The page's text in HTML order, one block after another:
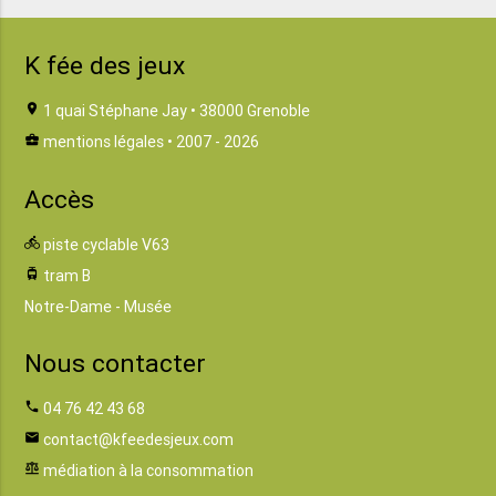
K fée des jeux
location_on 1 quai Stéphane Jay • 38000 Grenoble
business_center mentions légales • 2007 - 2026
Accès
directions_bike piste cyclable V63
tram tram B
Notre-Dame - Musée
Nous contacter
phone 04 76 42 43 68
email contact@kfeedesjeux.com
balance médiation à la consommation